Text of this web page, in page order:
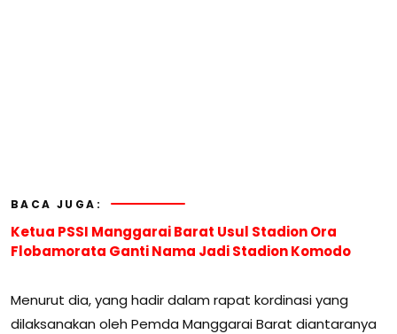
BACA JUGA:
Ketua PSSI Manggarai Barat Usul Stadion Ora
Flobamorata Ganti Nama Jadi Stadion Komodo
Menurut dia, yang hadir dalam rapat kordinasi yang
dilaksanakan oleh Pemda Manggarai Barat diantaranya